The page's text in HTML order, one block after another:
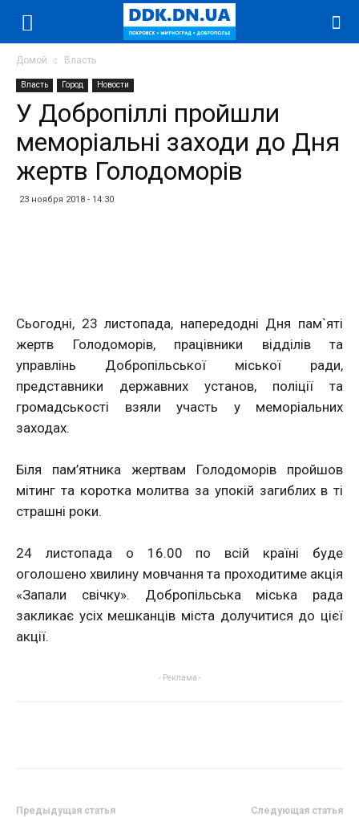
Домой Власть
Власть Город Новости
У Добропіллі пройшли
меморіальні заходи до Дня
жертв Голодоморів
23 ноября 2018 - 14:30
Сьогодні, 23 листопада, напередодні Дня пам`яті
жертв Голодоморів, працівники відділів та
управлінь Добропільської міської ради,
представники державних установ, поліції та
громадськості взяли участь у меморіальних
заходах.
Біля пам’ятника жертвам Голодоморів пройшов
мітинг та коротка молитва за упокій загиблих в ті
страшні роки.
24 листопада о 16.00 по всій країні буде
оголошено хвилину мовчання та проходитиме акція
«Запали свічку». Добропільська міська рада
закликає усіх мешканців міста долучитися до цієї
акції.
- Реклама -
Предыдущая статья Следующая статья